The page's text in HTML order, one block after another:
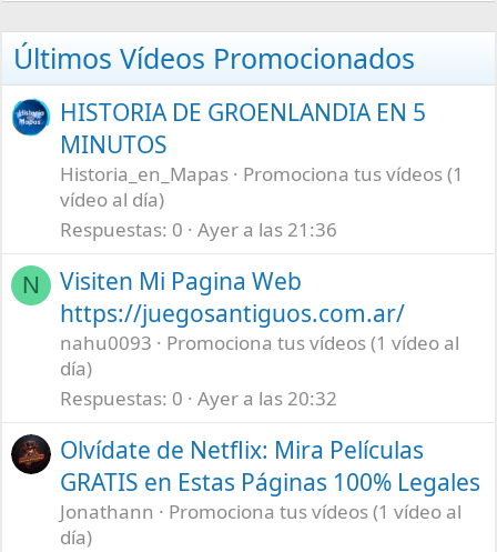
Últimos Vídeos Promocionados
HISTORIA DE GROENLANDIA EN 5
MINUTOS
Historia_en_Mapas
Promociona tus vídeos (1
vídeo al día)
Respuestas 0 Ayer a las 21:36
N
Visiten Mi Pagina Web
https://juegosantiguos.com.ar/
nahu0093
Promociona tus vídeos (1 vídeo al
día)
Respuestas 0 Ayer a las 20:32
Olvídate de Netflix: Mira Películas
GRATIS en Estas Páginas 100% Legales
Jonathann
Promociona tus vídeos (1 vídeo al
día)